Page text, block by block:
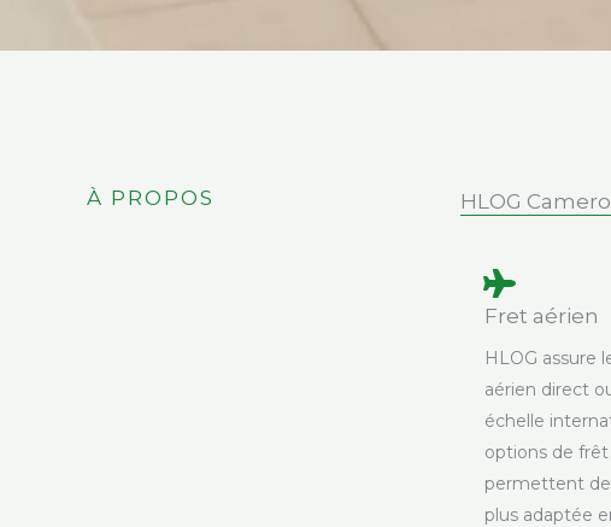
À PROPOS HLOG
Fret aérien
HLOG assure
aérien direct
échelle
options de
permettent de
plus adaptée